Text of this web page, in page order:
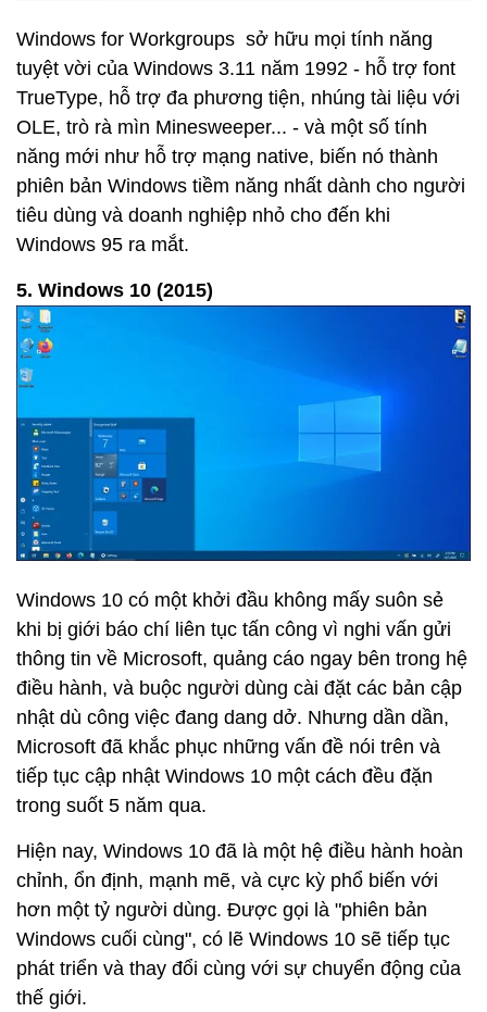
Windows for Workgroups sở hữu mọi tính năng
tuyệt vời của Windows 3.11 năm 1992 - hỗ trợ font
TrueType, hỗ trợ đa phương tiện, nhúng tài liệu với
OLE, trò rà mìn Minesweeper... - và một số tính
năng mới như hỗ trợ mạng native, biến nó thành
phiên bản Windows tiềm năng nhất dành cho người
tiêu dùng và doanh nghiệp nhỏ cho đến khi
Windows 95 ra mắt.
5. Windows 10 (2015)
Windows 10 có một khởi đầu không mấy suôn sẻ
khi bị giới báo chí liên tục tấn công vì nghi vấn gửi
thông tin về Microsoft, quảng cáo ngay bên trong hệ
điều hành, và buộc người dùng cài đặt các bản cập
nhật dù công việc đang dang dở. Nhưng dần dần,
Microsoft đã khắc phục những vấn đề nói trên và
tiếp tục cập nhật Windows 10 một cách đều đặn
trong suốt 5 năm qua.
Hiện nay, Windows 10 đã là một hệ điều hành hoàn
chỉnh, ổn định, mạnh mẽ, và cực kỳ phổ biến với
hơn một tỷ người dùng. Được gọi là "phiên bản
Windows cuối cùng", có lẽ Windows 10 sẽ tiếp tục
phát triển và thay đổi cùng với sự chuyển động của
thế giới.